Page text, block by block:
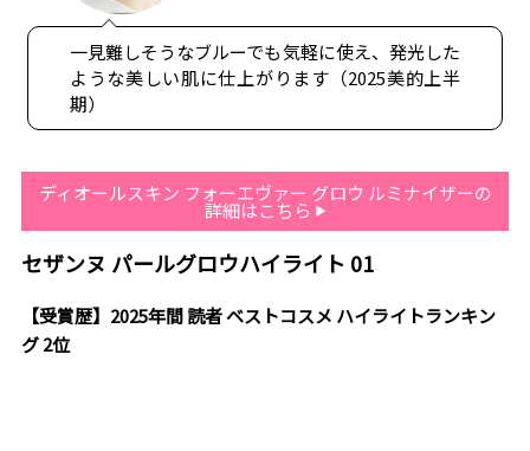
一見難しそうなブルーでも気軽に使え、発光した
ような美しい肌に仕上がります（2025美的上半
期）
ディオールスキン フォーエヴァー グロウ ルミナイザーの
詳細はこちら
セザンヌ パールグロウハイライト 01
【受賞歴】2025年間 読者 ベストコスメ ハイライトランキン
グ 2位